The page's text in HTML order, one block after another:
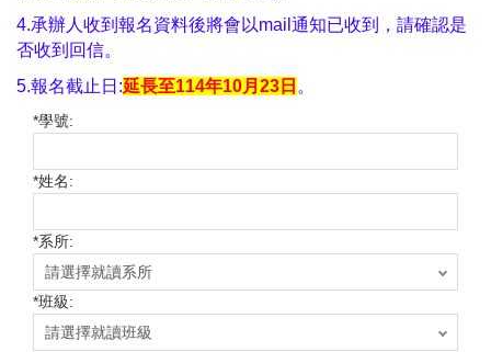
4.承辦人收到報名資料後將會以mail通知已收到，請確認是
否收到回信。
5.報名截止日:延長至114年10月23日 。
*學號:
*姓名:
*系所:
*班級: